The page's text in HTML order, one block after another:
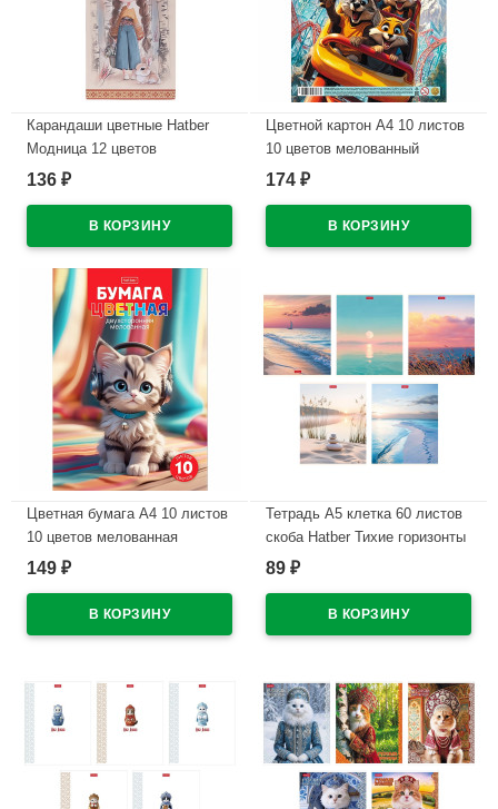
Карандаши цветные Hatber
Модница 12 цветов
заточенные трехгранные
136 ₽
Цветной картон А4 10 листов
10 цветов мелованный
двухсторонний Hatber Луна-
арт.10Кц4_36116
174 ₽
Цветная бумага А4 10 листов
10 цветов мелованная
двухсторонняя Hatber Скейт-
149 ₽
Тетрадь А5 клетка 60 листов
скоба Hatber Тихие горизонты
мелованный картон
арт.60Т5В1
89 ₽